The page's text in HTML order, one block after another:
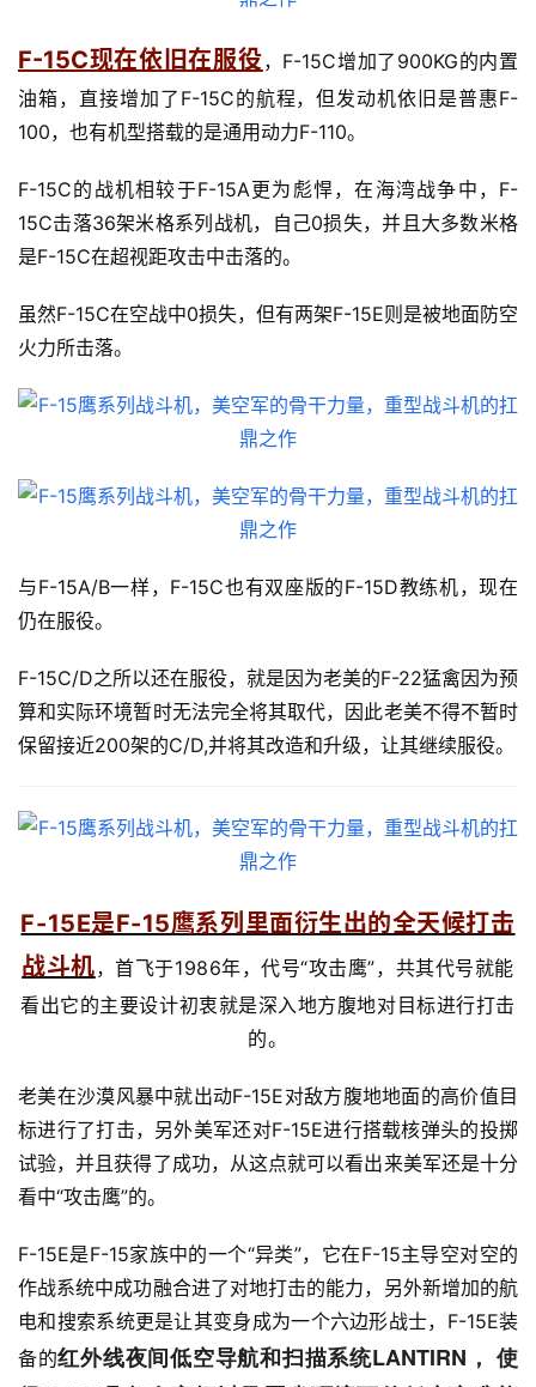
F-15C现在依旧在服役，F-15C增加了900KG的内置
油箱，直接增加了F-15C的航程，但发动机依旧是普惠F-
100，也有机型搭载的是通用动力F-110。
F-15C的战机相较于F-15A更为彪悍，在海湾战争中，F-
15C击落36架米格系列战机，自己0损失，并且大多数米格
是F-15C在超视距攻击中击落的。
虽然F-15C在空战中0损失，但有两架F-15E则是被地面防空
火力所击落。
与F-15A/B一样，F-15C也有双座版的F-15D教练机，现在
仍在服役。
F-15C/D之所以还在服役，就是因为老美的F-22猛禽因为预
算和实际环境暂时无法完全将其取代，因此老美不得不暂时
保留接近200架的C/D,并将其改造和升级，让其继续服役。
F-15E是F-15鹰系列里面衍生出的全天候打击
战斗机，首飞于1986年，代号“攻击鹰”，共其代号就能
看出它的主要设计初衷就是深入地方腹地对目标进行打击
的。
老美在沙漠风暴中就出动F-15E对敌方腹地地面的高价值目
标进行了打击，另外美军还对F-15E进行搭载核弹头的投掷
试验，并且获得了成功，从这点就可以看出来美军还是十分
看中“攻击鹰”的。
F-15E是F-15家族中的一个“异类”，它在F-15主导空对空的
作战系统中成功融合进了对地打击的能力，另外新增加的航
电和搜索系统更是让其变身成为一个六边形战士，F-15E装
备的红外线夜间低空导航和扫描系统LANTIRN， 使